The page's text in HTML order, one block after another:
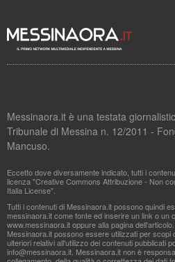
Messinaora.it è una testata
Tribunale di Messina n. 12/2011 -
Mancuso.
Eccetto dove diversamente indicato, tutti i
licenza "Creative Commons Attribuzione - Non
Italia License".
Tutti i contenuti di Messinaora.it possono quindi
messinaora.it come fonte ed inserire un link o un
www.messinaora.it oppure alla pagina
Messinaora.it possono essere utilizzati per scopi
ulteriori relativi all'utilizzo dei contenuti pubblicati
info@messinaora.it . Messinaora.it non è